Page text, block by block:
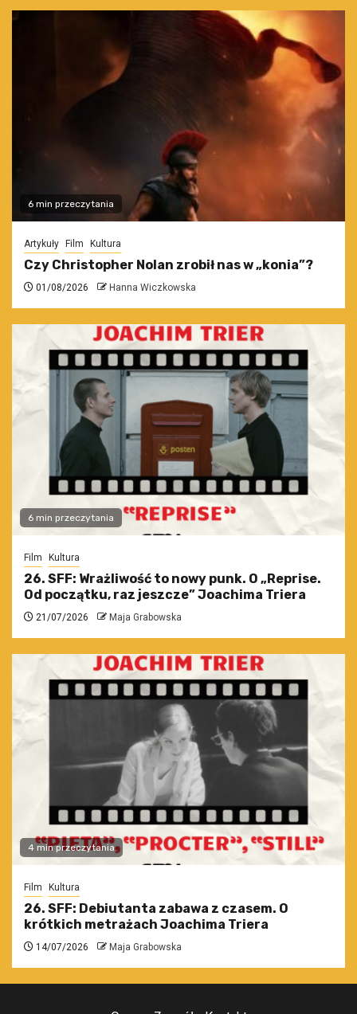
6 min przeczytania
Artykuły Film Kultura
Czy Christopher Nolan zrobił nas w „konia”?
01/08/2026 Hanna Wiczkowska
6 min przeczytania
Film Kultura
26. SFF: Wrażliwość to nowy punk. O „Reprise.
Od początku, raz jeszcze” Joachima Triera
21/07/2026 Maja Grabowska
4 min przeczytania
Film Kultura
26. SFF: Debiutanta zabawa z czasem. O
krótkich metrażach Joachima Triera
14/07/2026 Maja Grabowska